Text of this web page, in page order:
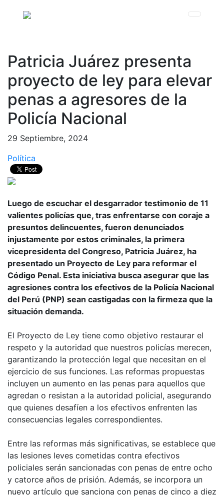
Patricia Juárez presenta
proyecto de ley para elevar
penas a agresores de la
Policía Nacional
29 Septiembre, 2024
Política
Luego de escuchar el desgarrador testimonio de 11
valientes policías que, tras enfrentarse con coraje a
presuntos delincuentes, fueron denunciados
injustamente por estos criminales, la primera
vicepresidenta del Congreso, Patricia Juárez, ha
presentado un Proyecto de Ley para reformar el
Código Penal. Esta iniciativa busca asegurar que las
agresiones contra los efectivos de la Policía Nacional
del Perú (PNP) sean castigadas con la firmeza que la
situación demanda.
El Proyecto de Ley tiene como objetivo restaurar el
respeto y la autoridad que nuestros policías merecen,
garantizando la protección legal que necesitan en el
ejercicio de sus funciones. Las reformas propuestas
incluyen un aumento en las penas para aquellos que
agredan o resistan a la autoridad policial, asegurando
que quienes desafíen a los efectivos enfrenten las
consecuencias legales correspondientes.
Entre las reformas más significativas, se establece que
las lesiones leves cometidas contra efectivos
policiales serán sancionadas con penas de entre ocho
y catorce años de prisión. Además, se incorpora un
nuevo artículo que sanciona con penas de cinco a diez